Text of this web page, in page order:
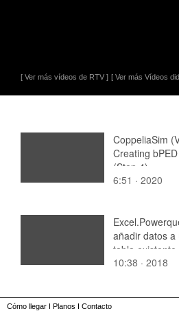
[ Ver más vídeos de RTV ] [ Ver más Vídeos
CoppeliaSim
Creating
(Step 4).
6:51 · 2020
añadir datos a
tabla existente
10:38 · 2018
Cómo llegar I Planos I Contacto